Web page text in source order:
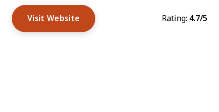
Visit Website Rating: 4.7/5